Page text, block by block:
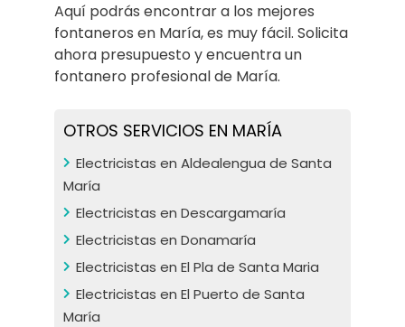
Aquí podrás encontrar a los mejores
fontaneros en María, es muy fácil. Solicita
ahora presupuesto y encuentra un
fontanero profesional de María.
OTROS SERVICIOS EN MARÍA
Electricistas en Aldealengua de Santa
María
Electricistas en Descargamaría
Electricistas en Donamaría
Electricistas en El Pla de Santa Maria
Electricistas en El Puerto de Santa
María